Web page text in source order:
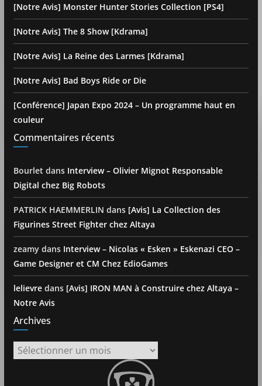
[Notre Avis] Monster Hunter Stories Collection [PS4]
[Notre Avis] The 8 Show [Kdrama]
[Notre Avis] La Reine des Larmes [Kdrama]
[Notre Avis] Bad Boys Ride or Die
[Conférence] Japan Expo 2024 – Un programme haut en
couleur
Commentaires récents
Bourlet dans Interview – Olivier Mignot Responsable
Digital chez Big Robots
PATRICK HAEMMERLIN dans [Avis] La Collection des
Figurines Street Fighter chez Altaya
zeamydans Interview – Nicolas « Esken » Eskenazi CEO –
Game Designer et CM Chez EdioGames
lelievredans [Avis] IRON MAN à Construire chez Altaya –
Notre Avis
Archives
Archives